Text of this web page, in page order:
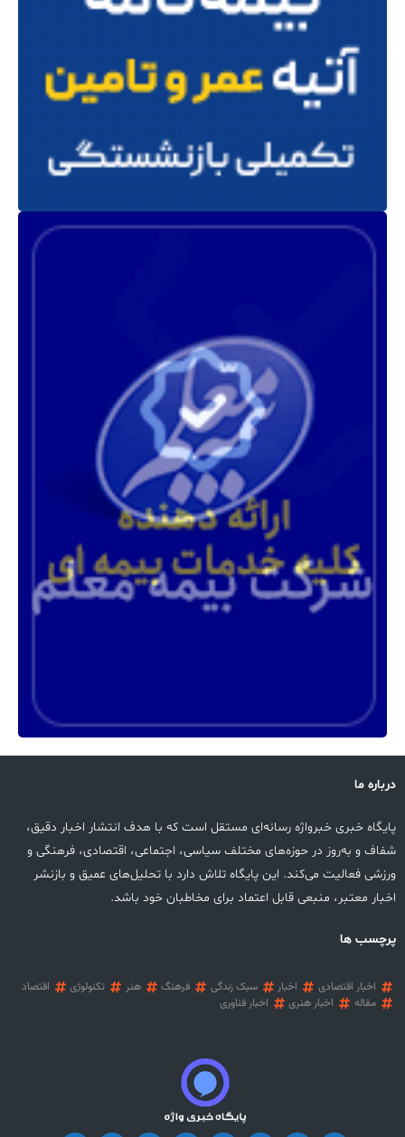
درباره ما
پایگاه خبری خبرواژه رسانه‌ای مستقل است که با هدف انتشار اخبار دقیق،
شفاف و به‌روز در حوزه‌های مختلف سیاسی، اجتماعی، اقتصادی، فرهنگی و
ورزشی فعالیت می‌کند. این پایگاه تلاش دارد با تحلیل‌های عمیق و بازنشر
اخبار معتبر، منبعی قابل اعتماد برای مخاطبان خود باشد.
پرچسب ها
اخبار اقتصادی اخبار سبک زندگی فرهنگ هنر تکنولوژی
اقتصاد
مقاله
اخبار هنری اخبار فناوری